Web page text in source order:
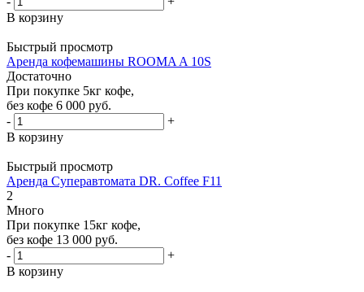
В корзину
Быстрый просмотр
Аренда кофемашины ROOMA A 10S
Достаточно
При покупке 5кг кофе,
без кофе 6 000 руб.
-
+
В корзину
Быстрый просмотр
Аренда Суперавтомата DR. Coffee F11
2
Много
При покупке 15кг кофе,
без кофе 13 000 руб.
-
+
В корзину